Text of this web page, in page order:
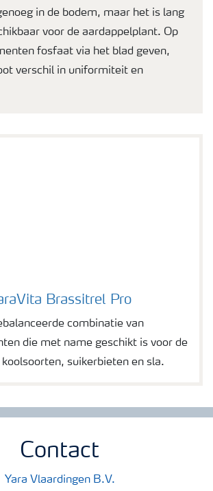
in de bodem, maar het is lang
voor de aardappelplant. Op
fosfaat via het blad geven,
verschil in uniformiteit en
Brassitrel Pro
combinatie van
die met name geschikt is voor de
suikerbieten en sla.
Contact
Yara Vlaardingen B.V.